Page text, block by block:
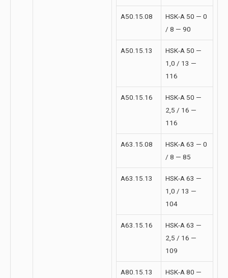
A50.15.08
HSK-A 50 — 0
/ 8 — 90
A50.15.13
HSK-A 50 —
1,0 / 13 —
116
A50.15.16
HSK-A 50 —
2,5 / 16 —
116
A63.15.08
HSK-A 63 — 0
/ 8 — 85
A63.15.13
HSK-A 63 —
1,0 / 13 —
104
A63.15.16
HSK-A 63 —
2,5 / 16 —
109
A80.15.13
HSK-A 80 —